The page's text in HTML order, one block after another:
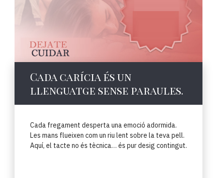
Cada carícia és un
llenguatge sense paraules.
Cada fregament desperta una emoció adormida.
Les mans flueixen com un riu lent sobre la teva pell.
Aquí, el tacte no és tècnica… és pur desig contingut.